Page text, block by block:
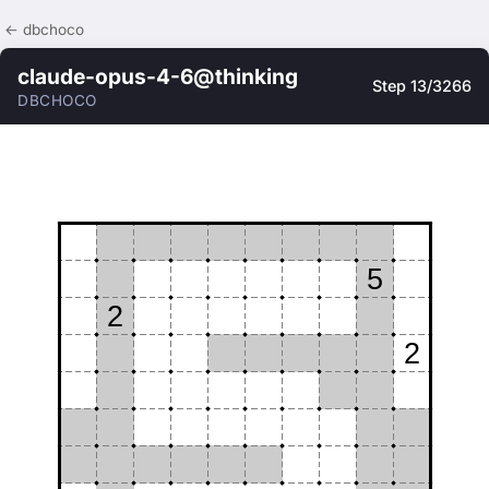
← dbchoco
claude-opus-4-6@thinking
DBCHOCO
Step 13/3266
5
2
2